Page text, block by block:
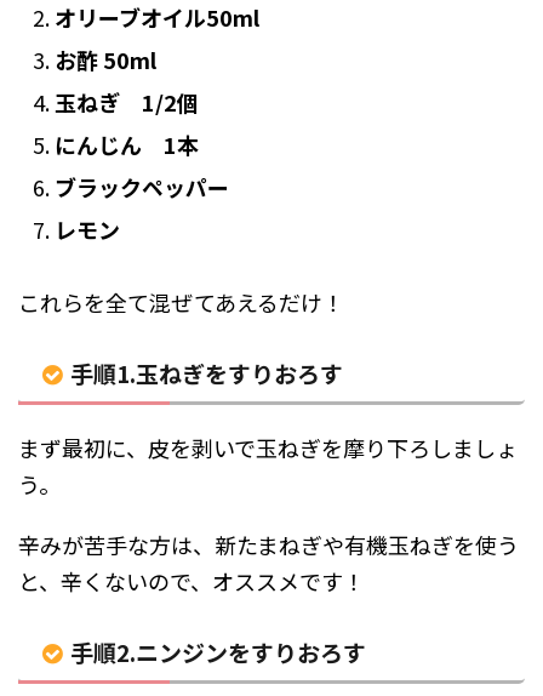
オリーブオイル50ml
お酢 50ml
玉ねぎ 1/2個
にんじん 1本
ブラックペッパー
レモン
これらを全て混ぜてあえるだけ！
手順1.玉ねぎをすりおろす
まず最初に、皮を剥いで玉ねぎを摩り下ろしましょ
う。
辛みが苦手な方は、新たまねぎや有機玉ねぎを使う
と、辛くないので、オススメです！
手順2.ニンジンをすりおろす